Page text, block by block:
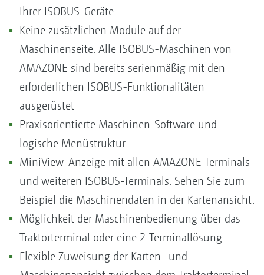
Ihrer ISOBUS-Geräte
Keine zusätzlichen Module auf der
Maschinenseite. Alle ISOBUS-Maschinen von
AMAZONE sind bereits serienmäßig mit den
erforderlichen ISOBUS-Funktionalitäten
ausgerüstet
Praxisorientierte Maschinen-Software und
logische Menüstruktur
MiniView-Anzeige mit allen AMAZONE Terminals
und weiteren ISOBUS-Terminals. Sehen Sie zum
Beispiel die Maschinendaten in der Kartenansicht.
Möglichkeit der Maschinenbedienung über das
Traktorterminal oder eine 2-Terminallösung
Flexible Zuweisung der Karten- und